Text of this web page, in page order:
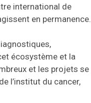
international de
en permanence.
écosystème et la
et les projets se
l’institut du cancer,